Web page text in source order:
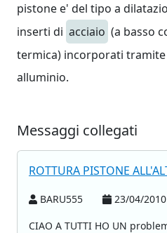
pistone e' del tipo a
inserti di acciaio (a basso
termica) incorporati
alluminio.
Messaggi collegati
ROTTURA PISTONE
BARU555
23/04/
CIAO A TUTTI HO UN